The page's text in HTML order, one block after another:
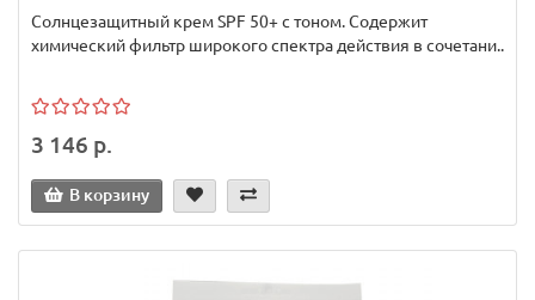
Солнцезащитный крем SPF 50+ с тоном. Cодержит
химический фильтр широкого спектра действия в сочетани..
3 146 р.
В корзину